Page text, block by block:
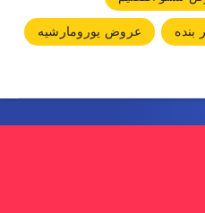
بنده عروض يورومارشيه